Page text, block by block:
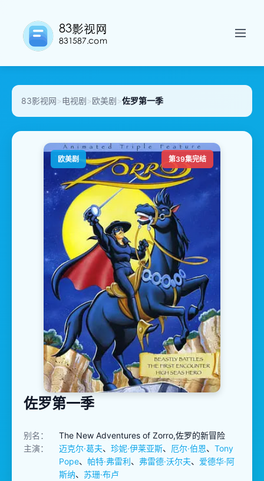
83影视网>电视剧>欧美剧>佐罗第一季
欧美剧 第39集完结
佐罗第一季
别名：
The New Adventures of Zorro,佐罗的新冒险
主演：
迈克尔·葛夫、 珍妮·伊莱亚斯、 厄尔·伯恩、 Tony
Pope、 帕特·弗雷利、 弗雷德·沃尔夫、 爱德华·阿
斯纳、 苏珊·布卢